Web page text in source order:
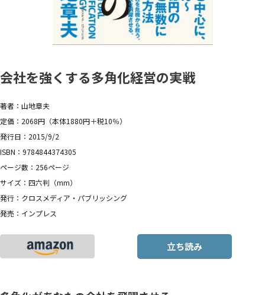
会社を強くする多角化経営の実戦
著者：山地章夫
定価：2068円（本体1880円＋税10％）
発行日：2015/9/2
ISBN：9784844374305
ページ数：256ページ
サイズ：四六判（mm）
発行：クロスメディア・パブリッシング
発売：インプレス
立ち読み